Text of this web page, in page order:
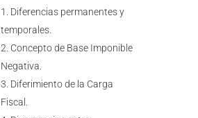
Diferencias permanentes y
temporales.
Concepto de Base Imponible
Negativa.
Diferimiento de la Carga
Fiscal.